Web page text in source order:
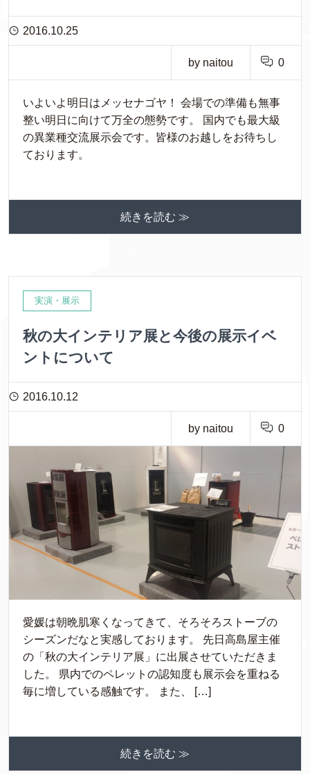
2016.10.25
by naitou 0
いよいよ明日はメッセナゴヤ！ 会場での準備も無事
整い明日に向けて万全の態勢です。 国内でも最大級
の異業種交流展示会です。皆様のお越しをお待ちし
ております。
続きを読む ≫
実演・展示
秋の大インテリア展と今後の展示イベ
ントについて
2016.10.12
by naitou 0
愛媛は朝晩肌寒くなってきて、そろそろストーブの
シーズンだなと実感しております。 先日高島屋主催
の「秋の大インテリア展」に出展させていただきま
した。 県内でのペレットの認知度も展示会を重ねる
毎に増している感触です。 また、 […]
続きを読む ≫